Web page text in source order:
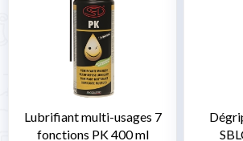
Lubrifiant multi-usages 7
fonctions PK 400 ml